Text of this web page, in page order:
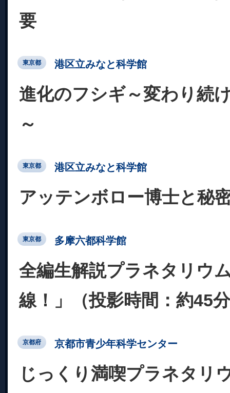
要
東京都 港区立みなと科学館
進化のフシギ～変わり続
～
東京都 港区立みなと科学館
アッテンボロー博士と秘
東京都 多摩六都科学館
全編生解説プラネタリウ
線！」（投影時間：約45
京都府 京都市青少年科学センター
じっくり満喫プラネタリ